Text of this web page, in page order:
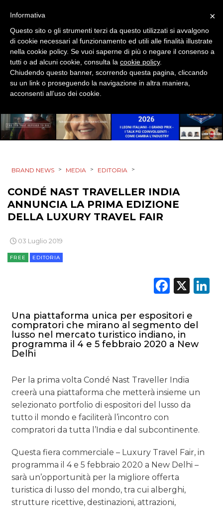
NORMATIVE
TREND
CASE HISTORY
OPINIONI
BRAND NEWS > MEDIA > EDITORIA >
CONDÉ NAST TRAVELLER INDIA
ANNUNCIA LA PRIMA EDIZIONE
DELLA LUXURY TRAVEL FAIR
03 Luglio 2019
FREE EDITORIA
X
Una piattaforma unica per espositori e
compratori che mirano al segmento del
lusso nel mercato turistico indiano, in
programma il 4 e 5 febbraio 2020 a New
Delhi
Per la prima volta Condé Nast Traveller India
creerà una piattaforma che metterà insieme un
selezionato portfolio di espositori del lusso da
tutto il mondo e faciliterà l’incontro con
compratori da tutta l’India e dal subcontinente.
Questa fiera commerciale – Luxury Travel Fair, in
programma il 4 e 5 febbraio 2020 a New Delhi –
sarà un’opportunità per la migliore offerta
turistica di lusso del mondo, tra cui alberghi,
strutture ricettive, destinazioni, attrazioni,
×
Informativa
Questo sito o gli strumenti terzi da questo utilizzati si avvalgono
di cookie necessari al funzionamento ed utili alle finalità illustrate
nella cookie policy. Se vuoi saperne di più o negare il consenso a
tutti o ad alcuni cookie, consulta la cookie policy.
Chiudendo questo banner, scorrendo questa pagina, cliccando
su un link o proseguendo la navigazione in altra maniera,
acconsenti all’uso dei cookie.